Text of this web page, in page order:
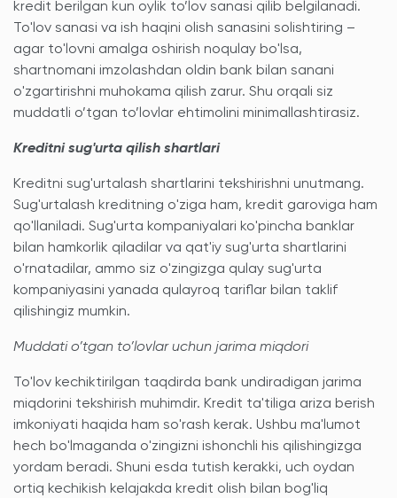
kredit berilgan kun oylik to’lov sanasi qilib belgilanadi.
To'lov sanasi va ish haqini olish sanasini solishtiring –
agar to'lovni amalga oshirish noqulay bo'lsa,
shartnomani imzolashdan oldin bank bilan sanani
o'zgartirishni muhokama qilish zarur. Shu orqali siz
muddatli o’tgan to’lovlar ehtimolini minimallashtirasiz.
Kreditni sug'urta qilish shartlari
Kreditni sug'urtalash shartlarini tekshirishni unutmang.
Sug'urtalash kreditning o'ziga ham, kredit garoviga ham
qo'llaniladi. Sug'urta kompaniyalari ko'pincha banklar
bilan hamkorlik qiladilar va qat'iy sug'urta shartlarini
o'rnatadilar, ammo siz o'zingizga qulay sug'urta
kompaniyasini yanada qulayroq tariflar bilan taklif
qilishingiz mumkin.
Muddati o’tgan to’lovlar uchun jarima miqdori
To'lov kechiktirilgan taqdirda bank undiradigan jarima
miqdorini tekshirish muhimdir. Kredit ta'tiliga ariza berish
imkoniyati haqida ham so'rash kerak. Ushbu ma'lumot
hech bo'lmaganda o'zingizni ishonchli his qilishingizga
yordam beradi. Shuni esda tutish kerakki, uch oydan
ortiq kechikish kelajakda kredit olish bilan bog'liq